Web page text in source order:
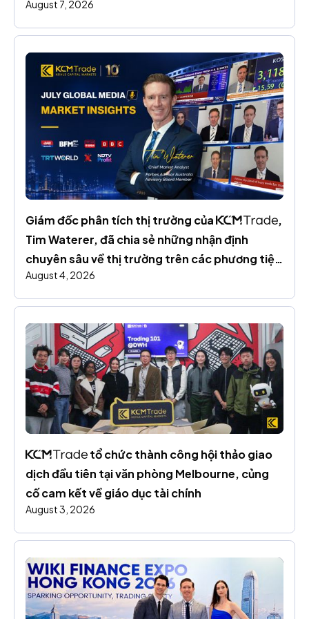
trường toàn cầu
August 7, 2026
Giám đốc phân tích thị trường của
,
Tim Waterer, đã chia sẻ những nhận định
chuyên sâu về thị trường trên các phương tiện
truyền thông toàn cầu trong suốt tháng 7.
August 4, 2026
tổ chức thành công hội thảo giao
dịch đầu tiên tại văn phòng Melbourne, củng
cố cam kết về giáo dục tài chính
August 3, 2026